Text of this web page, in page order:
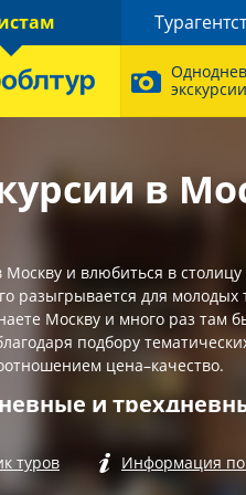
экскурсии
в
Москву и влюбиться в
разыгрывается для молодых
Москву и много раз там
подбору
цена–качество.
и
месяц «Яроблтур»
Программа тура
туров Информация